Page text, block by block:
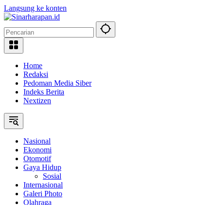
Langsung ke konten
Home
Redaksi
Pedoman Media Siber
Indeks Berita
Nextizen
Nasional
Ekonomi
Otomotif
Gaya Hidup
Sosial
Internasional
Galeri Photo
Olahraga